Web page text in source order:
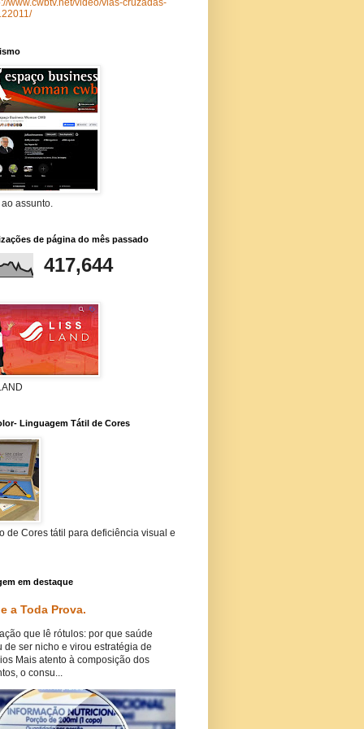
www.cwbtv.net/video/vias-cruzadas-
assunto.
de página do mês passado
417,644
Linguagem Tátil de Cores
de Cores tátil para deficiência visual e
em destaque
a Toda Prova.
que lê rótulos: por que saúde
de ser nicho e virou estratégia de
Mais atento à composição dos
o consu...